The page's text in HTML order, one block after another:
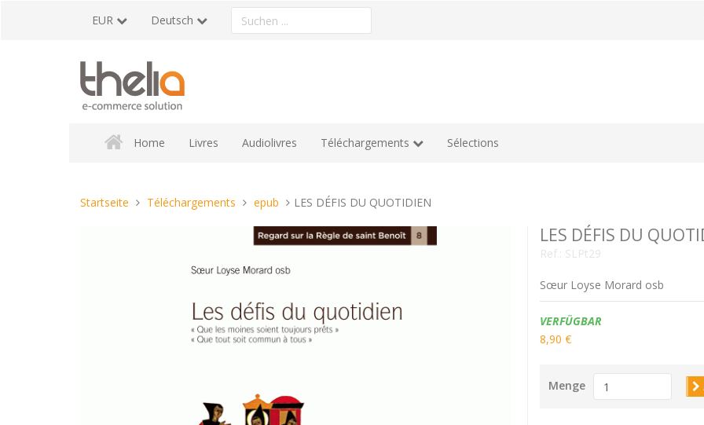
EUR Deutsch
Ein
Produkt
Home Livres Audiolivres Téléchargements Sélections
Sie
Startseite Téléchargements epub LES DÉFIS DU QUOTIDIEN
LES DÉFIS DU
Ref.: SLPt29
Sœur Loyse Morard osb
Verfügbarkeit:
VERFÜGBAR
8,90 €
Menge